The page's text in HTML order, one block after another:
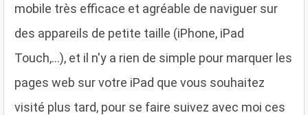
mobile très efficace et agréable de naviguer sur
des appareils de petite taille (iPhone, iPad
Touch,...), et il n'y a rien de simple pour marquer les
pages web sur votre iPad que vous souhaitez
visité plus tard, pour se faire suivez avec moi ces